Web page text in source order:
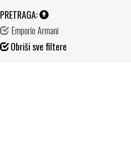
PRETRAGA:
Emporio Armani
Obriši sve filtere